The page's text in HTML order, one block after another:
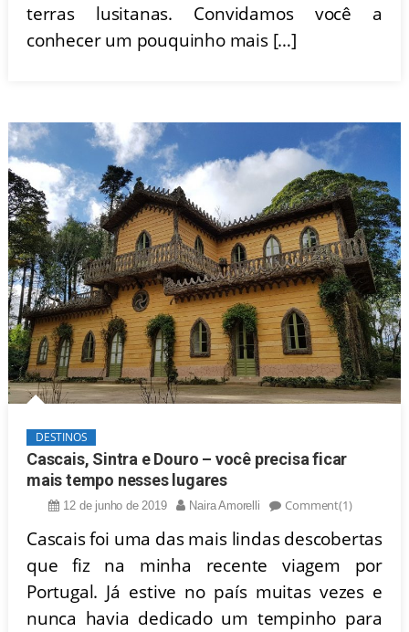
terras lusitanas. Convidamos você a
conhecer um pouquinho mais […]
DESTINOS
Cascais, Sintra e Douro – você precisa ficar
mais tempo nesses lugares
12 de junho de 2019 Naira Amorelli Comment(1)
Cascais foi uma das mais lindas descobertas
que fiz na minha recente viagem por
Portugal. Já estive no país muitas vezes e
nunca havia dedicado um tempinho para